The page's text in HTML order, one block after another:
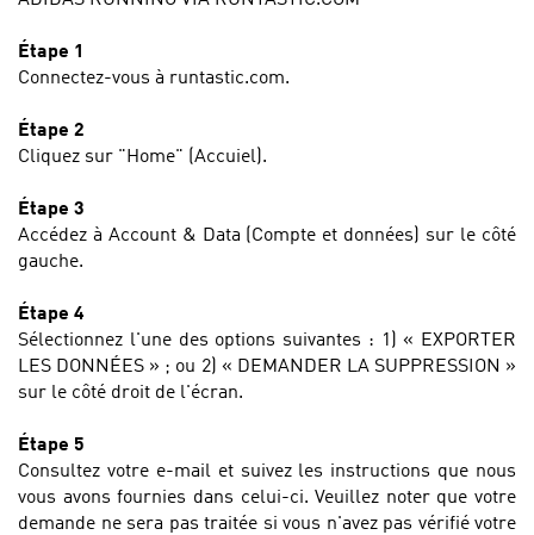
Étape 1
Connectez-vous à runtastic.com.
Étape 2
Cliquez sur "Home" (Accuiel).
Étape 3
Accédez à Account & Data (Compte et données) sur le côté
gauche.
Étape 4
Sélectionnez l'une des options suivantes : 1) « EXPORTER
LES DONNÉES » ; ou 2) « DEMANDER LA SUPPRESSION »
sur le côté droit de l'écran.
Étape 5
Consultez votre e-mail et suivez les instructions que nous
vous avons fournies dans celui-ci. Veuillez noter que votre
demande ne sera pas traitée si vous n'avez pas vérifié votre